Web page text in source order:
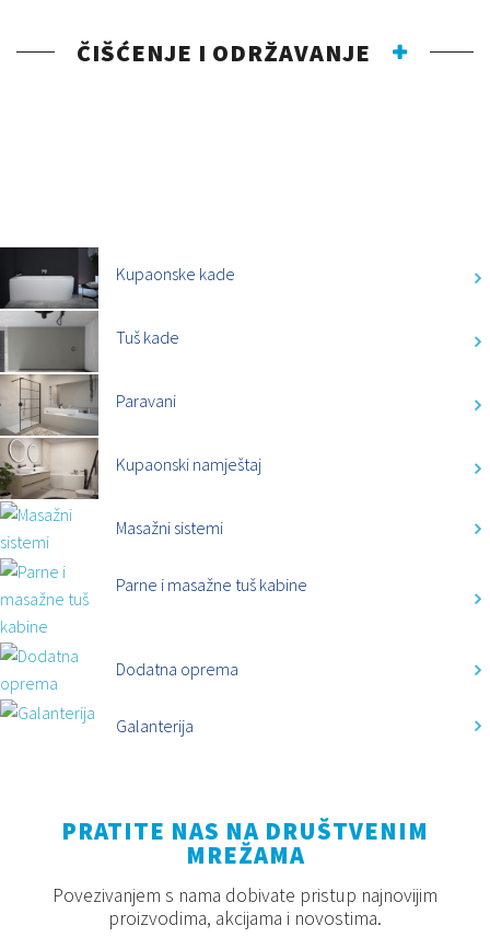
ČIŠĆENJE I ODRŽAVANJE
Kupaonske kade
Tuš kade
Paravani
Kupaonski namještaj
Masažni sistemi
Parne i masažne tuš kabine
Dodatna oprema
Galanterija
PRATITE NAS NA DRUŠTVENIM
MREŽAMA
Povezivanjem s nama dobivate pristup najnovijim
proizvodima, akcijama i novostima.